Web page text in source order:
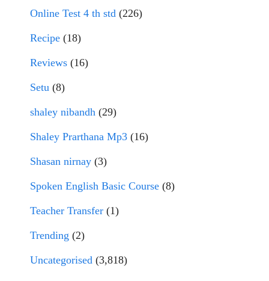
Online Test 4 th std (226)
Recipe (18)
Reviews (16)
Setu (8)
shaley nibandh (29)
Shaley Prarthana Mp3 (16)
Shasan nirnay (3)
Spoken English Basic Course (8)
Teacher Transfer (1)
Trending (2)
Uncategorised (3,818)